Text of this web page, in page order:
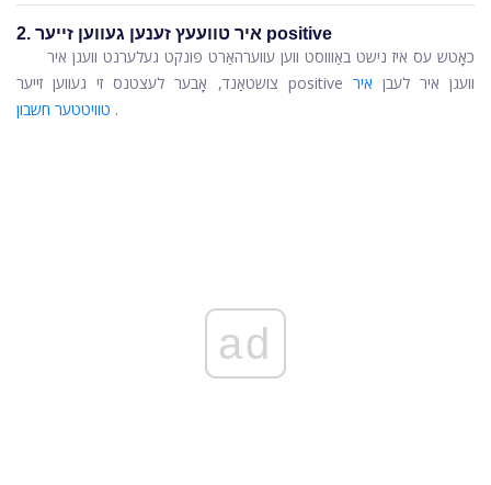
2. איר טוועעץ זענען געווען זייער positive
כאָטש עס איז נישט באַוווסט ווען עווערהאַרט פּונקט געלערנט וועגן איר
צושטאַנד, אָבער לעצטנס זי געווען זייער positive וועגן איר לעבן איר
טוויטטער חשבון .
ad